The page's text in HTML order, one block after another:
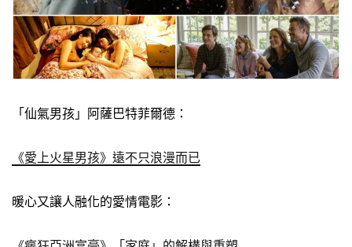
「仙氣男孩」阿薩巴特菲爾德：
《愛上火星男孩》遠不只浪漫而已
暖心又讓人融化的愛情電影：